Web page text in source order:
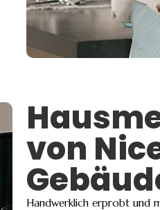
von
Handwerklich erprobt und